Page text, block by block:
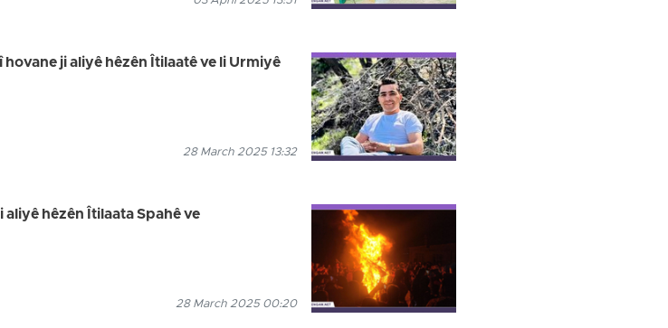
ji aliyê hêzên Îtilaatê ve li Urmiyê
28 March 2025 13:32
hêzên Îtilaata Spahê ve
28 March 2025 00:20